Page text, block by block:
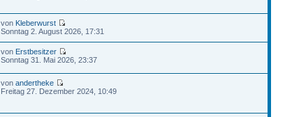
von Kleberwurst
Sonntag 2. August 2026, 17:31
von Erstbesitzer
Sonntag 31. Mai 2026, 23:37
vonandertheke
Freitag 27. Dezember 2024, 10:49